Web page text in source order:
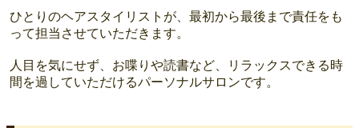
ひとりのヘアスタイリストが、最初から最後まで責任をも
って担当させていただきます。
人目を気にせず、お喋りや読書など、リラックスできる時
間を過していただけるパーソナルサロンです。